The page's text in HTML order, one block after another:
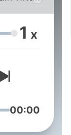
entiti
Nak
1 x
00:00